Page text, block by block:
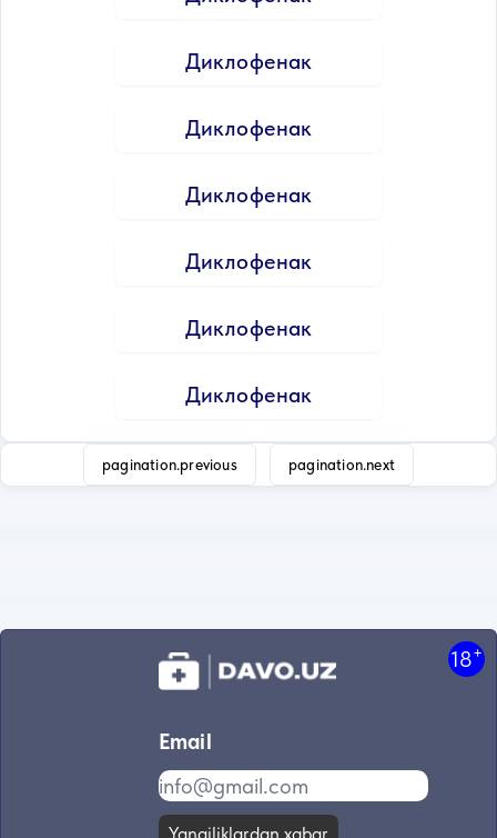
Диклофенак
Диклофенак
Диклофенак
Диклофенак
Диклофенак
Диклофенак
pagination.previous pagination.next
18+
Email